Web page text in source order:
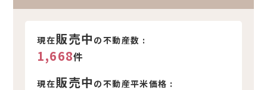
現在販売中 の不動産数 :
1,668件
現在販売中 の不動産平米価格 :